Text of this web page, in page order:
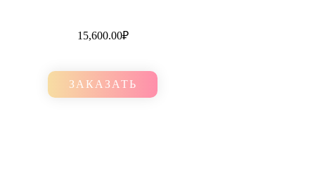
15,600.00₽
ЗАКАЗАТЬ